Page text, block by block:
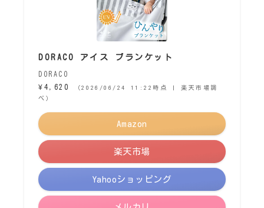
DORACO アイス ブランケット
DORACO
¥4,620
（2026/06/24 11:22時点 | 楽天市場調
べ）
Amazon
楽天市場
Yahooショッピング